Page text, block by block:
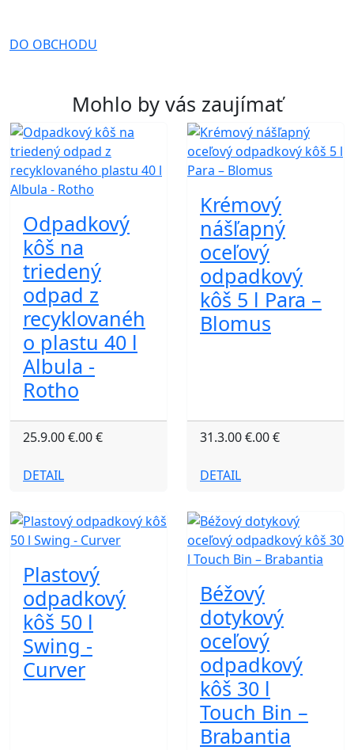
DO OBCHODU
Mohlo by vás zaujímať
Odpadkový
kôš na
triedený
odpad z
recyklovanéh
o plastu 40 l
Albula -
Rotho
25.9.00 €.00 €
DETAIL
Krémový
nášľapný
oceľový
odpadkový
kôš 5 l Para –
Blomus
31.3.00 €.00 €
DETAIL
Plastový
odpadkový
kôš 50 l
Swing -
Curver
Béžový
dotykový
oceľový
odpadkový
kôš 30 l
Touch Bin –
Brabantia